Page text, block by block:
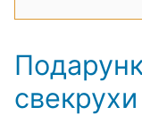
свекрухи